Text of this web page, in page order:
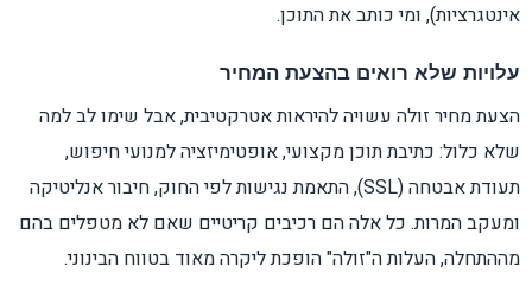
אינטגרציות), ומי כותב את התוכן.
עלויות שלא רואים בהצעת המחיר
הצעת מחיר זולה עשויה להיראות אטרקטיבית, אבל שימו לב למה
שלא כלול: כתיבת תוכן מקצועי, אופטימיזציה למנועי חיפוש,
תעודת אבטחה (SSL), התאמת נגישות לפי החוק, חיבור אנליטיקה
ומעקב המרות. כל אלה הם רכיבים קריטיים שאם לא מטפלים בהם
מההתחלה, העלות ה"זולה" הופכת ליקרה מאוד בטווח הבינוני.